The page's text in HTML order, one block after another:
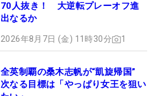
70人抜き！ 大逆転プレーオフ進
出なるか
2026年8月7日 (金) 11時30分 1
全英制覇の桑木志帆が“凱旋帰国”
次なる目標は「やっぱり女王を狙い